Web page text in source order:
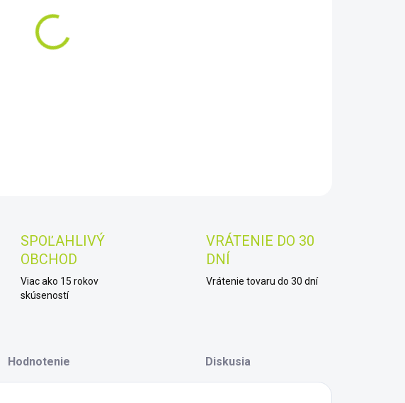
SPOĽAHLIVÝ
OBCHOD
Viac ako 15 rokov
skúseností
VRÁTENIE DO 30
DNÍ
Vrátenie tovaru do 30 dní
Hodnotenie Diskusia